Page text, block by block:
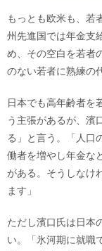
もっとも欧米も、若
州先進国では年金支
め、その空白を若者
のない若者に熟練の
日本でも高年齢者を
う主張があるが、濱
る」と言う。「人口
働者を増やし年金な
がある。そうしなけ
ます」
ただし濱口氏は日本
い。「氷河期に就職